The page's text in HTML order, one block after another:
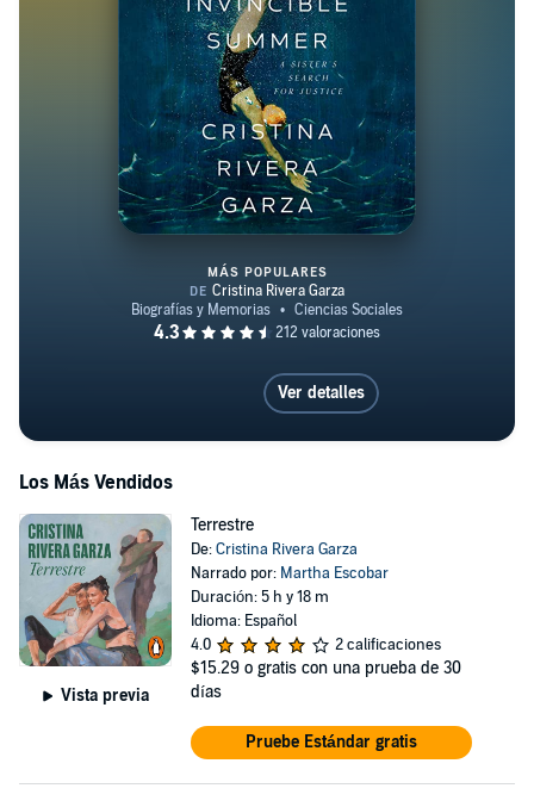
Liliana's Invincible Summer
MÁS POPULARES
Ver detalles
Los Más Vendidos
Vista previa
Terrestre
De:Cristina Rivera Garza
Narrado por: Martha Escobar
Duración: 5 h y 18 m
Idioma: Español
4.0
2 calificaciones
$15.29 o gratis con una prueba de 30
días
Pruebe Estándar gratis